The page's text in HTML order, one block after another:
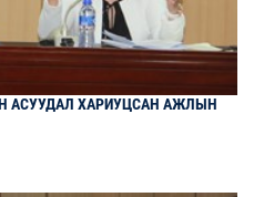
АСУУДАЛ ХАРИУЦСАН АЖЛЫН